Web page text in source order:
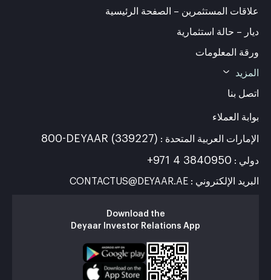
علاقات المستثمرين – الصفحة الرئيسية
ديار – حالة استثمارية
ورقة المعلومات
المزيد
اتصل بنا
بوابة العملاء
الإمارات العربية المتحدة : 800-DEYAAR (339227)
دولي : +971 4 3840950
البريد الإلكتروني : CONTACTUS@DEYAAR.AE
Download the
Deyaar Investor Relations App